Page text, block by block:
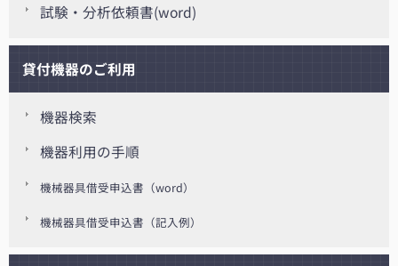
試験・分析依頼書(word)
貸付機器のご利用
機器検索
機器利用の手順
機械器具借受申込書（word）
機械器具借受申込書（記入例）